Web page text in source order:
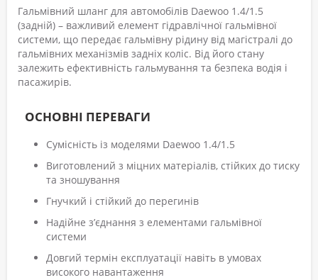
Гальмівний шланг для автомобілів Daewoo 1.4/1.5
(задній) – важливий елемент гідравлічної гальмівної
системи, що передає гальмівну рідину від магістралі до
гальмівних механізмів задніх коліс. Від його стану
залежить ефективність гальмування та безпека водія і
пасажирів.
ОСНОВНІ ПЕРЕВАГИ
Сумісність із моделями Daewoo 1.4/1.5
Виготовлений з міцних матеріалів, стійких до тиску
та зношування
Гнучкий і стійкий до перегинів
Надійне з’єднання з елементами гальмівної
системи
Довгий термін експлуатації навіть в умовах
високого навантаження